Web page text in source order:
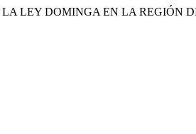
LEY DOMINGA EN LA REGIÓN